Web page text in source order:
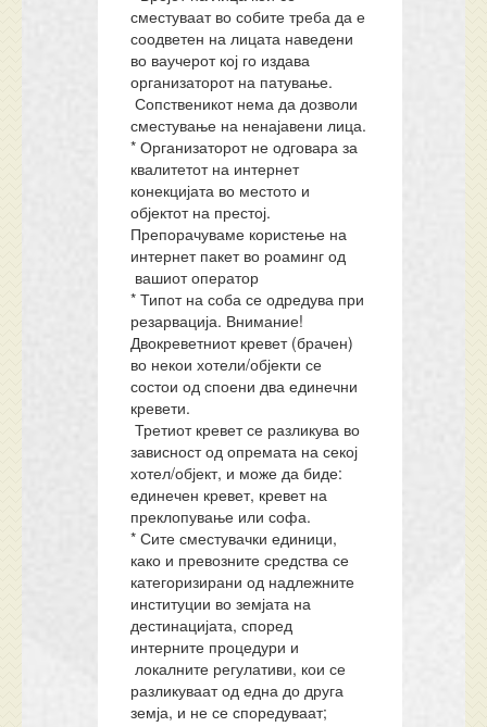
сместуваат во собите треба да е
соодветен на лицата наведени
во ваучерот кој го издава
организаторот на патување.
Сопственикот нема да дозволи
сместување на ненајавени лица.
* Организаторот не одговара за
квалитетот на интернет
конекцијата во местото и
објектот на престој.
Препорачуваме користење на
интернет пакет во роаминг од
вашиот оператор
* Типот на соба се одредува при
резарвација. Внимание!
Двокреветниот кревет (брачен)
во некои хотели/објекти се
состои од споени два единечни
кревети.
Третиот кревет се разликува во
зависност од опремата на секој
хотел/објект, и може да биде:
единечен кревет, кревет на
преклопување или софа.
* Сите сместувачки единици,
како и превозните средства се
категоризирани од надлежните
институции во земјата на
дестинацијата, според
интерните процедури и
локалните регулативи, кои се
разликуваат од една до друга
земја, и не се споредуваат;